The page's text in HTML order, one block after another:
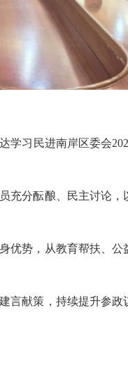
习民进南岸区委会
充分酝酿、民主讨论
优势，从教育帮扶、
言献策，持续提升参